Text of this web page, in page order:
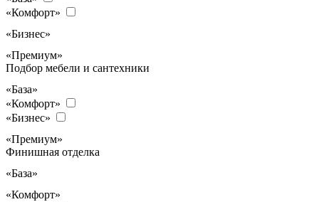
«Комфорт»
«Бизнес»
«Премиум»
Подбор мебели и сантехники
«База»
«Комфорт»
«Бизнес»
«Премиум»
Финишная отделка
«База»
«Комфорт»